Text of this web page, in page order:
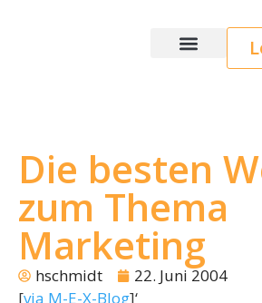
Die besten
zum Thema
Marketing
hschmidt
22. Juni 2004
[via M-E-X-Blog]‘